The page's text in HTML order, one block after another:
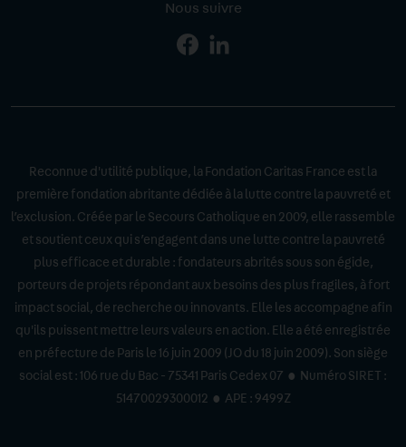
Nous suivre
Page Page
Reconnue d'utilité publique, la Fondation Caritas France est la
première fondation abritante dédiée à la lutte contre la pauvreté et
l’exclusion. Créée par le Secours Catholique en 2009, elle rassemble
et soutient ceux qui s’engagent dans une lutte contre la pauvreté
plus efficace et durable : fondateurs abrités sous son égide,
porteurs de projets répondant aux besoins des plus fragiles, à fort
impact social, de recherche ou innovants. Elle les accompagne afin
qu'ils puissent mettre leurs valeurs en action. Elle a été enregistrée
en préfecture de Paris le 16 juin 2009 (JO du 18 juin 2009). Son siège
social est : 106 rue du Bac - 75341 Paris Cedex 07 • Numéro SIRET :
51470029300012 • APE : 9499Z